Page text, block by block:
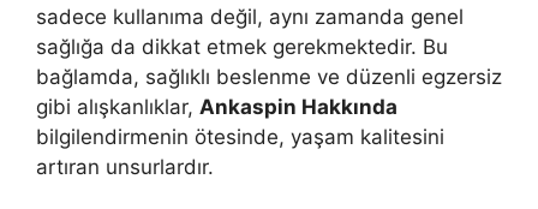
sadece kullanıma değil, aynı zamanda genel
sağlığa da dikkat etmek gerekmektedir. Bu
bağlamda, sağlıklı beslenme ve düzenli egzersiz
gibi alışkanlıklar, Ankaspin Hakkında
bilgilendirmenin ötesinde, yaşam kalitesini
artıran unsurlardır.